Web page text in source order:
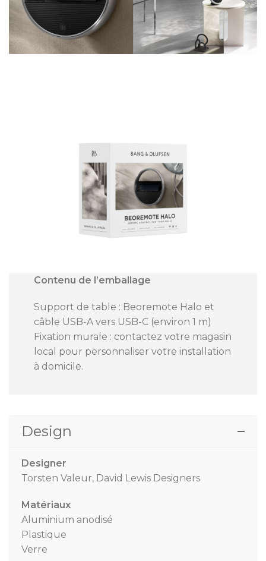
Contenu de l’emballage
Support de table : Beoremote Halo et
câble USB-A vers USB-C (environ 1 m)
Fixation murale : contactez votre magasin
local pour personnaliser votre installation
à domicile.
Design
Designer
Torsten Valeur, David Lewis Designers
Matériaux
Aluminium anodisé
Plastique
Verre